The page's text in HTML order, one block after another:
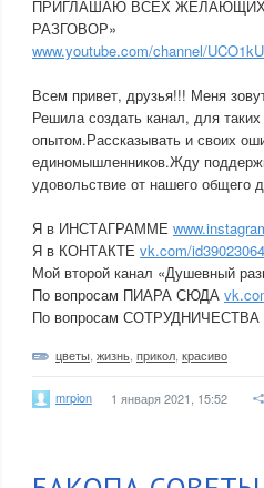
ПРИГЛАШАЮ ВСЕХ
РАЗГОВОР»
www.youtube.com/channel/
Всем привет, друзья!!! Меня
Решила создать канал, для
опытом.Рассказывать и своих
единомышленников.Жду
удовольствие от нашего общего
Я в ИНСТАГРАММЕ
Я в КОНТАКТЕ vk.com/id39023064
Мой второй канал «Душевный
По вопросам ПИАРА СЮДА
По вопросам
цветы жизнь прикол красиво
mrpion 1 января 2021, 15:52